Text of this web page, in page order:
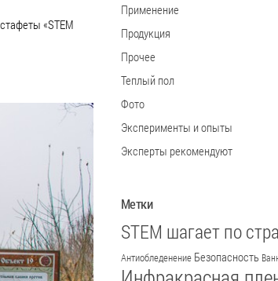
«STEM
Применение
Продукция
Прочее
Теплый пол
Фото
Эксперименты и опыты
Эксперты рекомендуют
Метки
STEM шагает по
Антиобледенение Безопасность